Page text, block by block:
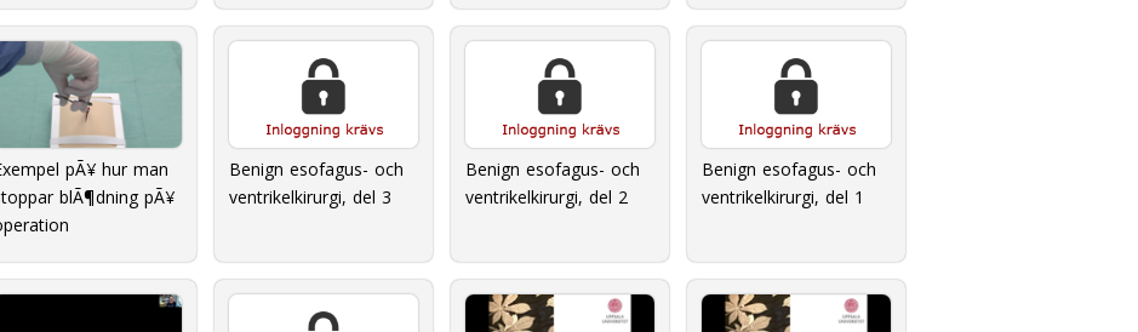
pÃ¥ hur man
blÃ¶dning pÃ¥
Benign esofagus- och
ventrikelkirurgi, del 3
Benign esofagus- och
ventrikelkirurgi, del 2
Benign esofagus- och
ventrikelkirurgi, del 1